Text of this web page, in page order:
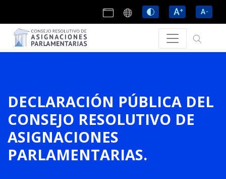
DECLARACIÓN PÚBLICA DEL
CONSEJO RESOLUTIVO DE
ASIGNACIONES
PARLAMENTARIAS.